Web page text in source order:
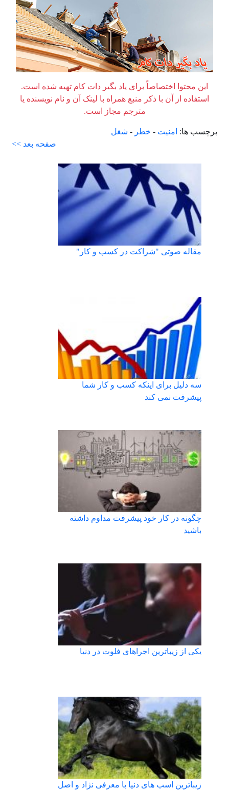
این محتوا اختصاصاً برای یاد بگیر دات کام تهیه شده است.
استفاده از آن با ذکر منبع همراه با لینک آن و نام نویسنده یا
مترجم مجاز است.
برچسب ها: امنیت - خطر - شغل
صفحه بعد >>
مقاله صوتی "شراکت در کسب و کار"
سه دلیل برای اینکه کسب و کار شما
پیشرفت نمی کند
چگونه در کار خود پیشرفت مداوم داشته
باشید
یکی از زیباترین اجراهای فلوت در دنیا
زیباترین اسب های دنیا با معرفی نژاد و اصل